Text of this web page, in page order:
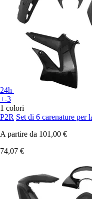
24h
+-3
1 colori
P2R Set di 6 carenature per
A partire da 101,00 €
74,07 €